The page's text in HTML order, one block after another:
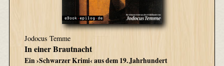
Jodocus Temme
In einer Brautnacht
Ein ›Schwarzer Krimi‹ aus dem 19. Jahrhundert